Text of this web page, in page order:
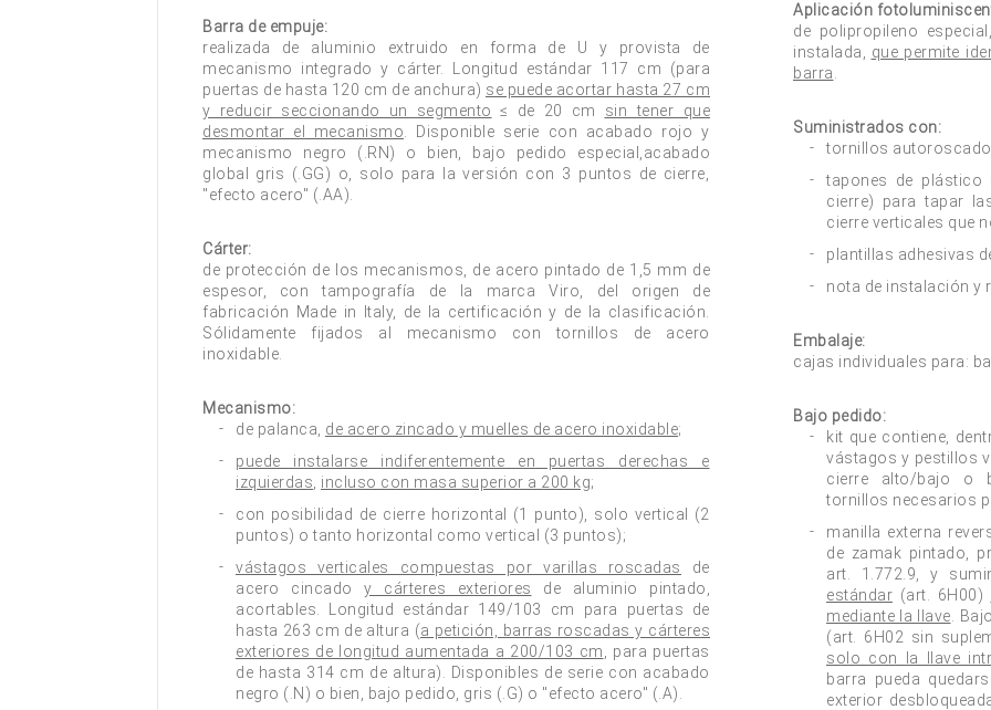
Barra de empuje:
realizada de aluminio extruido en forma de U y provista de
mecanismo integrado y cárter. Longitud estándar 117 cm (para
puertas de hasta 120 cm de anchura) se puede acortar hasta 27 cm
y reducir seccionando un segmento ≤ de 20 cm sin tener que
desmontar el mecanismo . Disponible serie con acabado rojo y
mecanismo negro (.RN) o bien, bajo pedido especial,acabado
global gris (.GG) o, solo para la versión con 3 puntos de cierre,
"efecto acero" (.AA).
Cárter:
de protección de los mecanismos, de acero pintado de 1,5 mm de
espesor, con tampografía de la marca Viro, del origen de
fabricación Made in Italy, de la certificación y de la clasificación.
Sólidamente fijados al mecanismo con tornillos de acero
inoxidable.
Mecanismo:
de palanca, de acero zincado y muelles de acero inoxidable;
puede instalarse indiferentemente en puertas derechas e
izquierdas incluso con masa superior a 200 kg;
con posibilidad de cierre horizontal (1 punto), solo vertical (2
puntos) o tanto horizontal como vertical (3 puntos);
vástagos verticales compuestas por varillas roscadas
de
acero cincado y cárteres exteriores de aluminio pintado,
acortables. Longitud estándar 149/103 cm para puertas de
hasta 263 cm de altura (a petición, barras roscadas y cárteres
exteriores de longitud aumentada a 200/103 cm , para puertas
de hasta 314 cm de altura). Disponibles de serie con acabado
negro (.N) o bien, bajo pedido, gris (.G) o "efecto acero" (.A).
Aplicación
de polipropileno
instalada, que permite
barra
Suministrados con:
tornillos
tapones de
cierre) para tapar
cierre verticales que
plantillas adhesivas
nota de instalación y
Embalaje:
cajas individuales para:
Bajo pedido:
kit que contiene,
vástagos y pestillos
cierre alto/bajo o
tornillos necesarios
manilla externa
de zamak pintado,
art. 1.772.9, y
estándar (art. 6H00)
mediante la llave .
(art. 6H02 sin
solo con la llave
barra pueda
exterior